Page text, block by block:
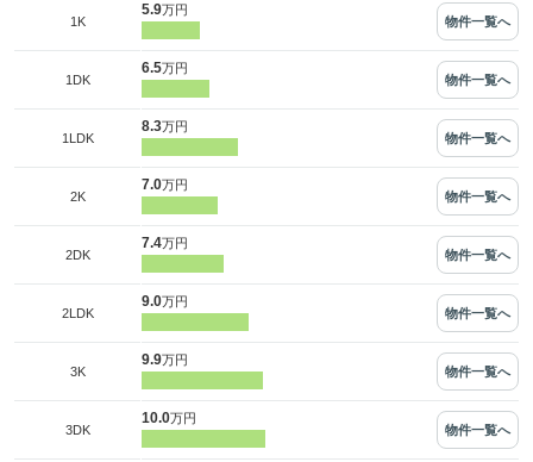
1K
5.9万円
物件一覧へ
1DK
6.5万円
物件一覧へ
1LDK
8.3万円
物件一覧へ
2K
7.0万円
物件一覧へ
2DK
7.4万円
物件一覧へ
2LDK
9.0万円
物件一覧へ
3K
9.9万円
物件一覧へ
3DK
10.0万円
物件一覧へ